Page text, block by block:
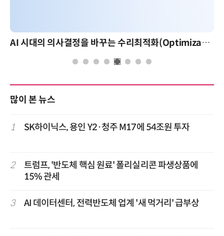
AI 시대의 의사결정을 바꾸는 수리최적화(Optimization): 실제 산업 적용 사례와 활용 전략
많이 본 뉴스
1 SK하이닉스, 용인 Y2·청주 M17에 54조원 투자
2
트럼프, '반도체 핵심 원료' 폴리실리콘 파생상품에
15% 관세
3 AI 데이터센터, 전력반도체 업계 '새 먹거리' 급부상